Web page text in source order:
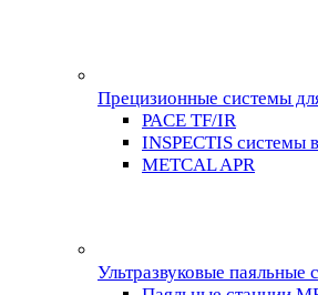
Прецизионные системы
PACE TF/IR
INSPECTIS системы
METCAL APR
Ультразвуковые паяльные